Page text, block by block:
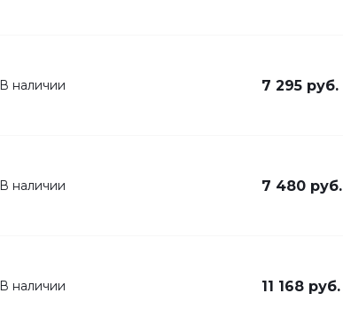
В наличии 7 295 руб.
В наличии 7 480 руб.
В наличии 11 168 руб.